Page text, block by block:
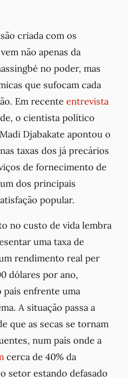
criada com os
não apenas da
no poder, mas
que sufocam cada
Em recente entrevista
o cientista político
Djabakate apontou o
taxas dos já precários
de fornecimento de
dos principais
popular.
no custo de vida lembra
uma taxa de
rendimento real per
dólares por ano,
país enfrente uma
A situação passa a
que as secas se tornam
num país onde a
cerca de 40% da
setor estando defasado